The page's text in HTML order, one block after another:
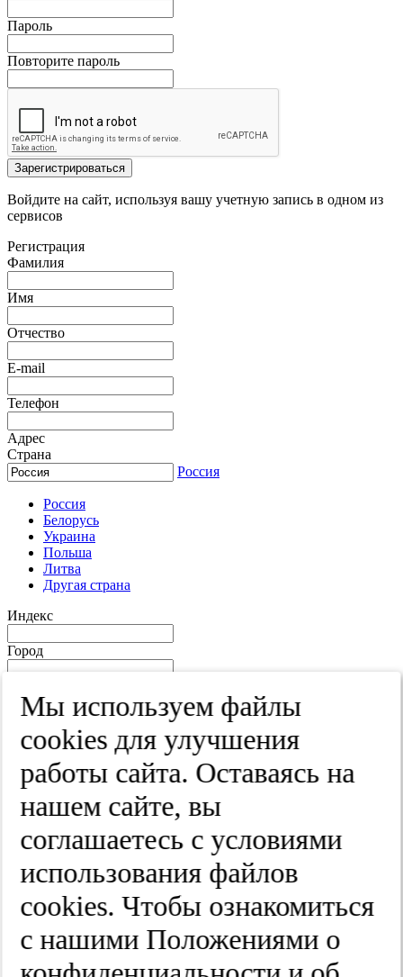
Пароль
Повторите пароль
Зарегистрироваться
Войдите на сайт, используя вашу учетную запись в одном из
сервисов
Регистрация
Фамилия
Имя
Отчество
E-mail
Телефон
Адрес
Страна
Россия
Россия
Белорусь
Украина
Польша
Литва
Другая страна
Индекс
Город
Улица
Квартира
Пароль
Мы используем файлы
cооkies для улучшения
работы сайта. Оставаясь на
нашем сайте, вы
соглашаетесь с условиями
использования файлов
cооkies. Чтобы ознакомиться
с нашими Положениями о